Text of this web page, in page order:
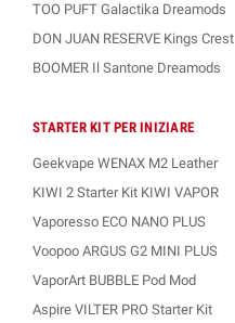
TOO PUFT Galactika Dreamods
DON JUAN RESERVE Kings Crest
BOOMER Il Santone Dreamods
STARTER KIT PER INIZIARE
Geekvape WENAX M2 Leather
KIWI 2 Starter Kit KIWI VAPOR
Vaporesso ECO NANO PLUS
Voopoo ARGUS G2 MINI PLUS
VaporArt BUBBLE Pod Mod
Aspire VILTER PRO Starter Kit